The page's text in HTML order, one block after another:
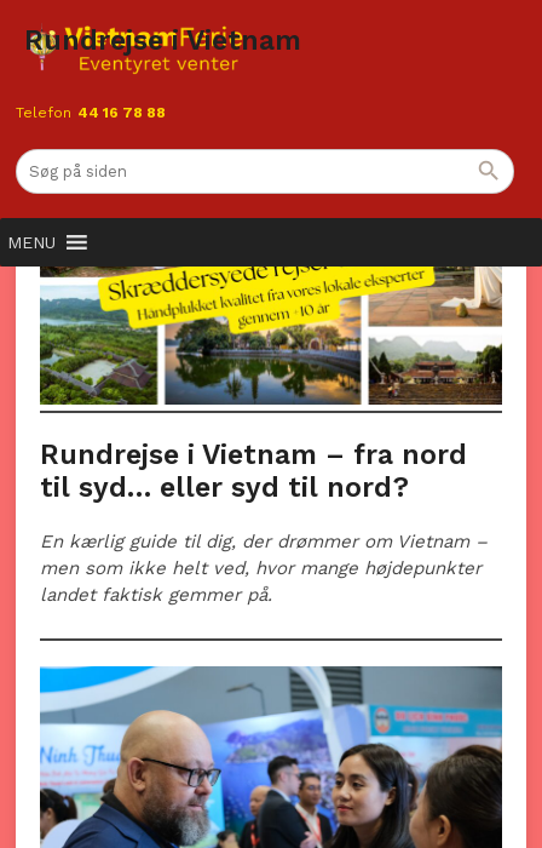
Telefon 44 16 78 88
MENU
Rundrejse i Vietnam
Rundrejse i Vietnam – fra nord
til syd… eller syd til nord?
En kærlig guide til dig, der drømmer om Vietnam –
men som ikke helt ved, hvor mange højdepunkter
landet faktisk gemmer på.